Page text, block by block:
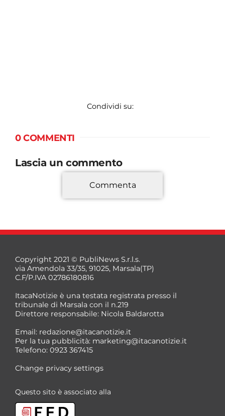
Condividi su:
0 COMMENTI
Lascia un commento
*
*
Commenta
Copyright 2021 © PubliNews S.r.l.s.
via Amendola 33/35, 91025, Marsala(TP)
C.F/P.IVA 02786180816
ItacaNotizie è una testata registrata presso il
tribunale di Marsala con il n.219
Direttore responsabile: Nicola Baldarotta
Email: redazione@itacanotizie.it
Per la tua pubblicità: marketing@itacanotizie.it
Telefono: 0923 367415
Change privacy settings
Questo sito è associato alla